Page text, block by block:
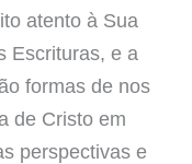
atento à Sua
Escrituras, e a
formas de nos
de Cristo em
perspectivas e